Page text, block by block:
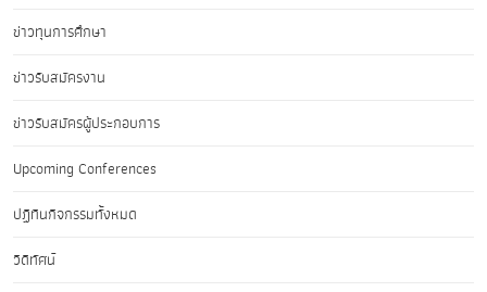
ข่าวทุนการศึกษา
ข่าวรับสมัครงาน
ข่าวรับสมัครผู้ประกอบการ
Upcoming Conferences
ปฏิทินกิจกรรมทั้งหมด
วิดีทัศน์